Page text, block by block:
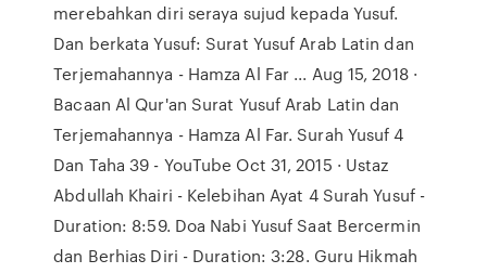
merebahkan diri seraya sujud kepada Yusuf.
Dan berkata Yusuf: Surat Yusuf Arab Latin dan
Terjemahannya - Hamza Al Far ... Aug 15, 2018 ·
Bacaan Al Qur'an Surat Yusuf Arab Latin dan
Terjemahannya - Hamza Al Far. Surah Yusuf 4
Dan Taha 39 - YouTube Oct 31, 2015 · Ustaz
Abdullah Khairi - Kelebihan Ayat 4 Surah Yusuf -
Duration: 8:59. Doa Nabi Yusuf Saat Bercermin
dan Berhias Diri - Duration: 3:28. Guru Hikmah